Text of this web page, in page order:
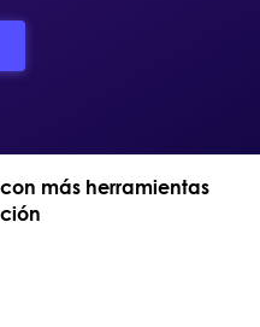
más herramientas